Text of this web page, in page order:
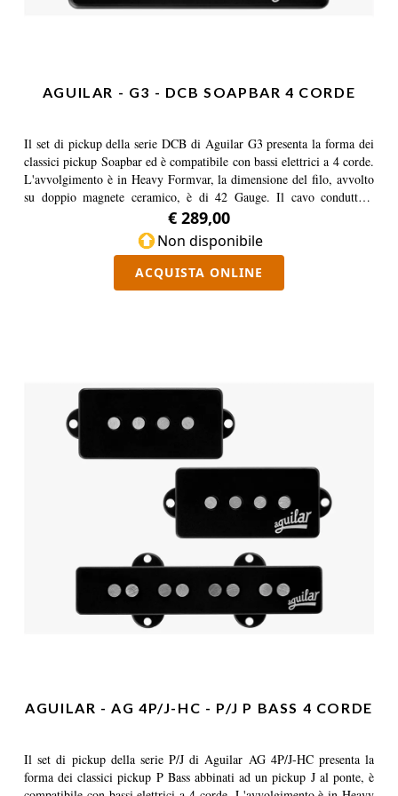
AGUILAR - G3 - DCB SOAPBAR 4 CORDE
Il set di pickup della serie DCB di Aguilar G3 presenta la forma dei
classici pickup Soapbar ed è compatibile con bassi elettrici a 4 corde.
L'avvolgimento è in Heavy Formvar, la dimensione del filo, avvolto
su doppio magnete ceramico, è di 42 Gauge. Il cavo conduttore
singolo è rivestito in Teflon. Il set di Pickup DCB G3 grazie ai
magneti ceramici fornisce un attacco dinamico e reattico con
armonici ricchi e sustain delle note senza precedenti. Il campo
magnetico uniforme di un magnete a barra consente ad ogni nota di
avere una risposta dinamica accurata. Abbinati all'OBP preamp di
€ 289,00
Non disponibile
ACQUISTA ONLINE
AGUILAR - AG 4P/J-HC - P/J P BASS 4 CORDE
Il set di pickup della serie P/J di Aguilar AG 4P/J-HC presenta la
forma dei classici pickup P Bass abbinati ad un pickup J al ponte, è